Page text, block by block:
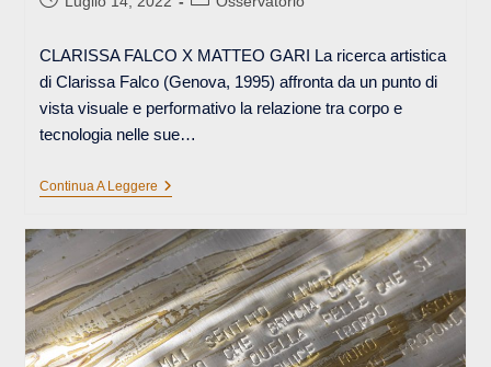
CLARISSA FALCO X MATTEO GARI La ricerca artistica
di Clarissa Falco (Genova, 1995) affronta da un punto di
vista visuale e performativo la relazione tra corpo e
tecnologia nelle sue…
Continua A LeggereSIAMO